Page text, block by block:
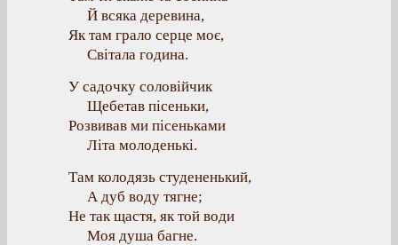
Й всяка деревина,
Як там грало серце моє,
Світала година.
У садочку соловійчик
Щебетав пісеньки,
Розвивав ми пісеньками
Літа молоденькі.
Там колодязь студененький,
А дуб воду тягне;
Не так щастя, як той води
Моя душа багне.